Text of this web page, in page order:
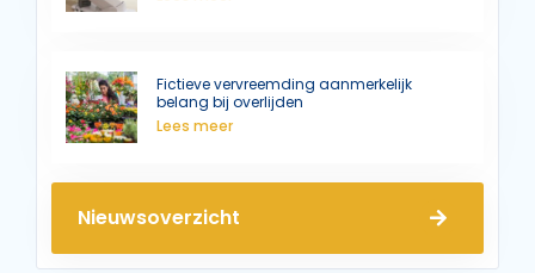
Fictieve vervreemding aanmerkelijk
belang bij overlijden
Lees meer
Nieuwsoverzicht